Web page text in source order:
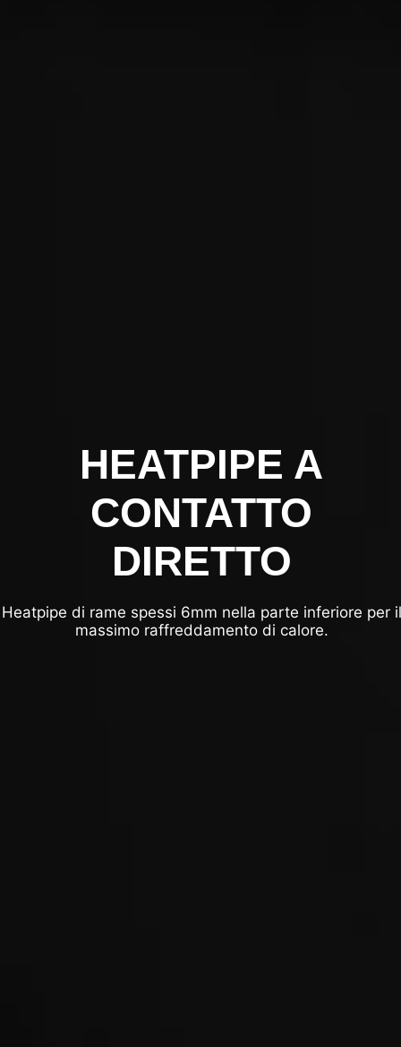
HEATPIPE A
CONTATTO
DIRETTO
Heatpipe di rame spessi 6mm nella parte inferiore per il
massimo raffreddamento di calore.